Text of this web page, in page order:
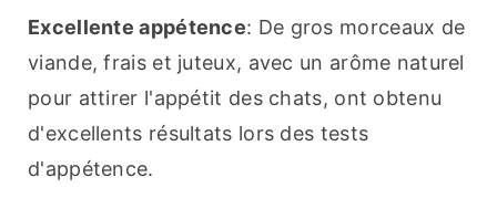
Excellente appétence: De gros morceaux de
viande, frais et juteux, avec un arôme naturel
pour attirer l'appétit des chats, ont obtenu
d'excellents résultats lors des tests
d'appétence.